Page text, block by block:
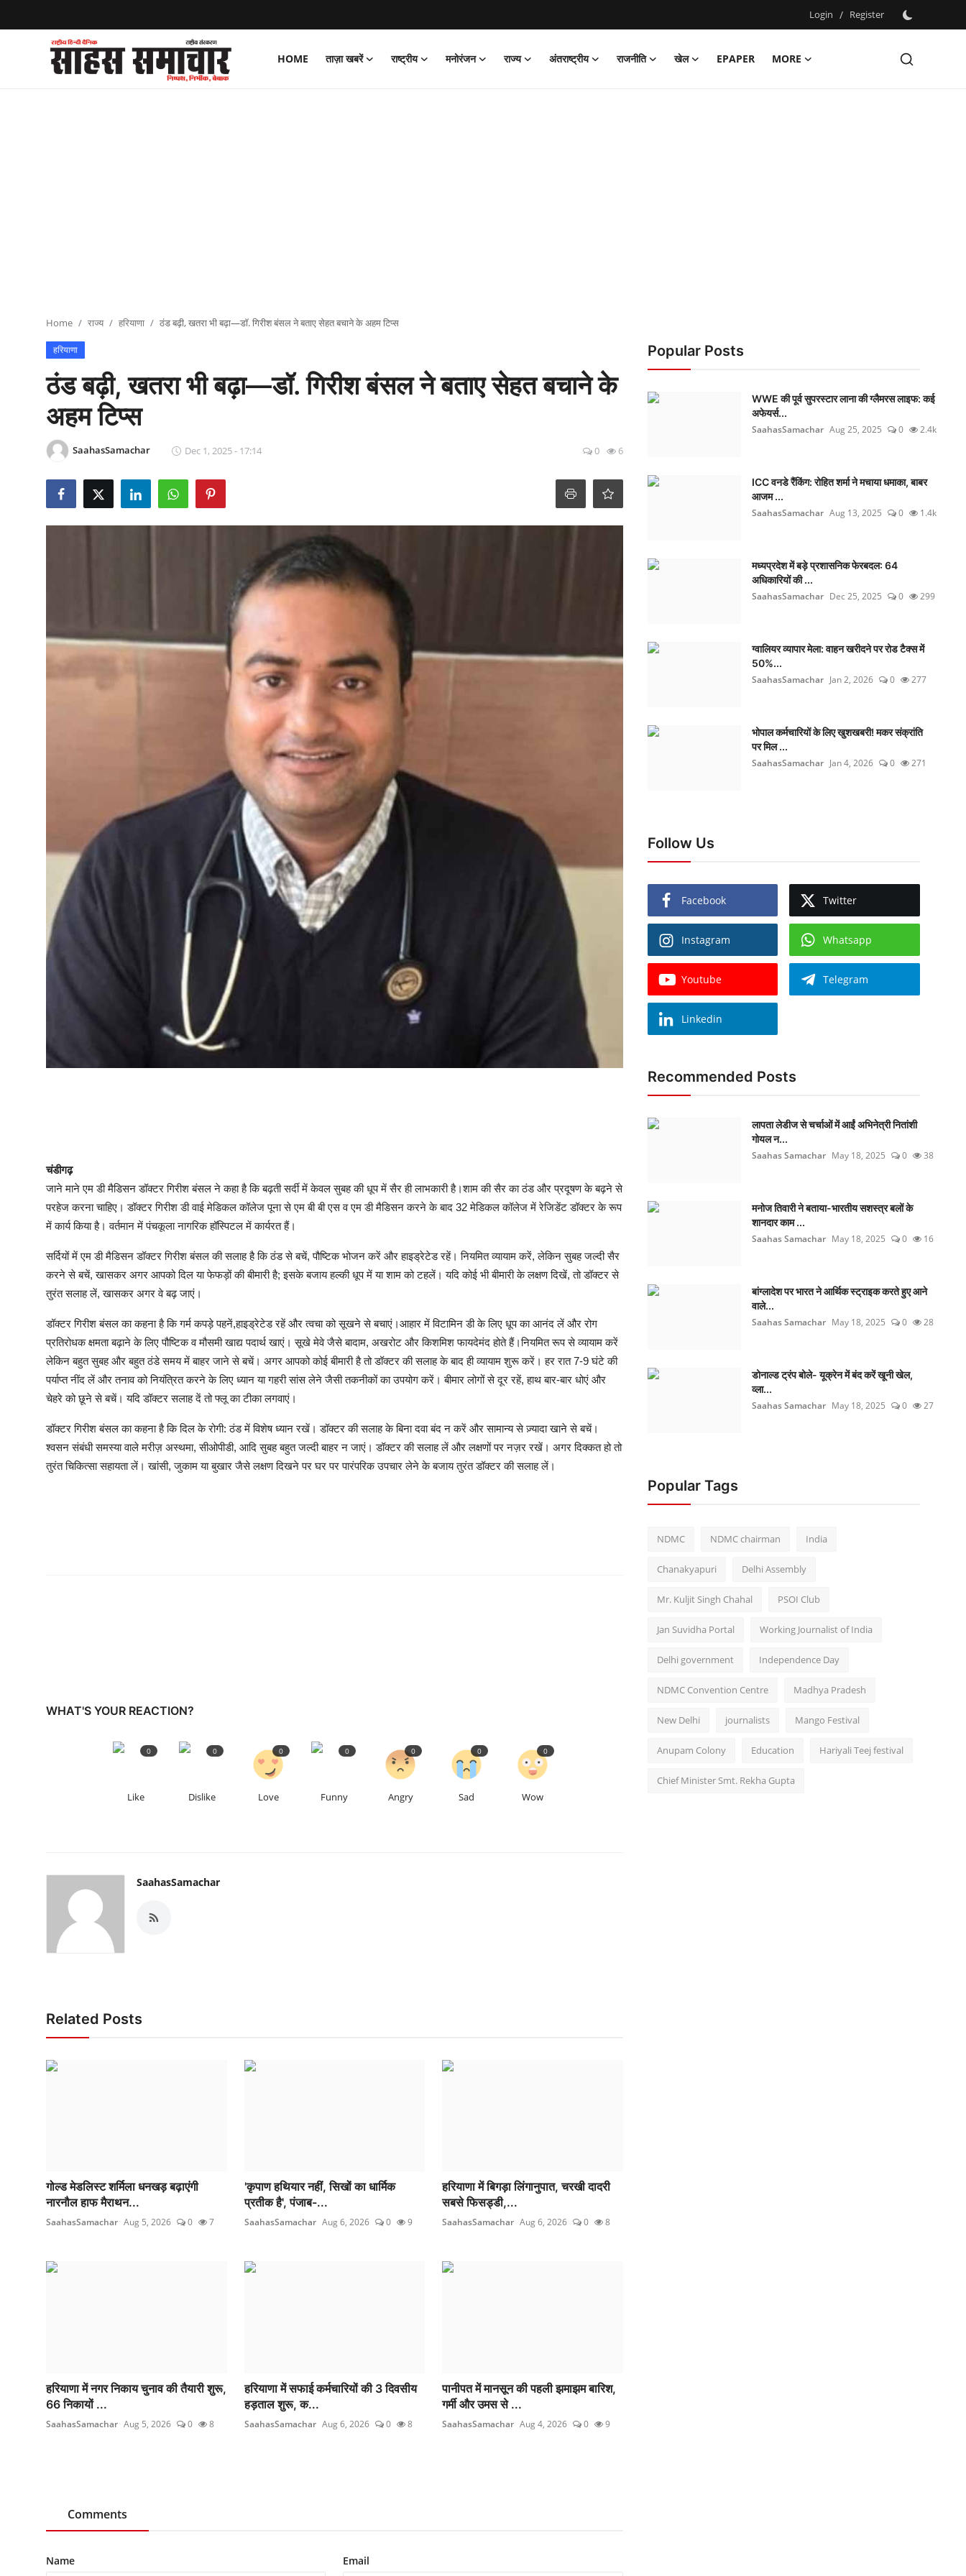
Login / Register
HOME ताज़ा खबरें राष्ट्रीय मनोरंजन राज्य अंतराष्ट्रीय राजनीति खेल EPAPER
MORE
Register
Home राज्य हरियाणा ठंड बढ़ी, खतरा भी बढ़ा—डॉ. गिरीश बंसल ने बताए सेहत बचाने के अहम टिप्स
हरियाणा
ठंड बढ़ी, खतरा भी बढ़ा—डॉ. गिरीश बंसल ने बताए सेहत बचाने के
अहम टिप्स
SaahasSamachar Dec 1, 2025 - 17:14 0 6
चंडीगढ़
जाने माने एम डी मैडिसन डॉक्टर गिरीश बंसल ने कहा है कि बढ़ती सर्दी में केवल सुबह की धूप में सैर ही लाभकारी है।शाम की सैर का ठंड और प्रदूषण के बढ़ने से
परहेज करना चाहिए। डॉक्टर गिरीश डी वाई मेडिकल कॉलेज पूना से एम बी बी एस व एम डी मैडिसन करने के बाद 32 मेडिकल कॉलेज में रेजिडेंट डॉक्टर के रूप
में कार्य किया है। वर्तमान में पंचकूला नागरिक हॉस्पिटल में कार्यरत हैं।
सर्दियों में एम डी मैडिसन डॉक्टर गिरीश बंसल की सलाह है कि ठंड से बचें, पौष्टिक भोजन करें और हाइड्रेटेड रहें। नियमित व्यायाम करें, लेकिन सुबह जल्दी सैर
करने से बचें, खासकर अगर आपको दिल या फेफड़ों की बीमारी है; इसके बजाय हल्की धूप में या शाम को टहलें। यदि कोई भी बीमारी के लक्षण दिखें, तो डॉक्टर से
तुरंत सलाह लें, खासकर अगर वे बढ़ जाएं।
डॉक्टर गिरीश बंसल का कहना है कि गर्म कपड़े पहनें,हाइड्रेटेड रहें और त्वचा को सूखने से बचाएं।आहार में विटामिन डी के लिए धूप का आनंद लें और रोग
प्रतिरोधक क्षमता बढ़ाने के लिए पौष्टिक व मौसमी खाद्य पदार्थ खाएं। सूखे मेवे जैसे बादाम, अखरोट और किशमिश फायदेमंद होते हैं।नियमित रूप से व्यायाम करें
लेकिन बहुत सुबह और बहुत ठंडे समय में बाहर जाने से बचें। अगर आपको कोई बीमारी है तो डॉक्टर की सलाह के बाद ही व्यायाम शुरू करें। हर रात 7-9 घंटे की
पर्याप्त नींद लें और तनाव को नियंत्रित करने के लिए ध्यान या गहरी सांस लेने जैसी तकनीकों का उपयोग करें। बीमार लोगों से दूर रहें, हाथ बार-बार धोएं और
चेहरे को छूने से बचें। यदि डॉक्टर सलाह दें तो फ्लू का टीका लगवाएं।
डॉक्टर गिरीश बंसल का कहना है कि दिल के रोगी: ठंड में विशेष ध्यान रखें। डॉक्टर की सलाह के बिना दवा बंद न करें और सामान्य से ज़्यादा खाने से बचें।
श्वसन संबंधी समस्या वाले मरीज़ अस्थमा, सीओपीडी, आदि सुबह बहुत जल्दी बाहर न जाएं। डॉक्टर की सलाह लें और लक्षणों पर नज़र रखें। अगर दिक्कत हो तो
तुरंत चिकित्सा सहायता लें। खांसी, जुकाम या बुखार जैसे लक्षण दिखने पर घर पर पारंपरिक उपचार लेने के बजाय तुरंत डॉक्टर की सलाह लें।
WHAT'S YOUR REACTION?
Like
0
Dislike
0
Love
0
Funny
0
Angry
0
Sad
0
Wow
0
SaahasSamachar
Related Posts
गोल्ड मेडलिस्ट शर्मिला धनखड़ बढ़ाएंगी
नारनौल हाफ मैराथन...
SaahasSamachar Aug 5, 2026 0 7
'कृपाण हथियार नहीं, सिखों का धार्मिक
प्रतीक है', पंजाब-...
SaahasSamachar Aug 6, 2026 0 9
हरियाणा में बिगड़ा लिंगानुपात, चरखी दादरी
सबसे फिसड्डी,...
SaahasSamachar Aug 6, 2026 0 8
हरियाणा में नगर निकाय चुनाव की तैयारी शुरू,
66 निकायों ...
SaahasSamachar Aug 5, 2026 0 8
हरियाणा में सफाई कर्मचारियों की 3 दिवसीय
हड़ताल शुरू, क...
SaahasSamachar Aug 6, 2026 0 8
पानीपत में मानसून की पहली झमाझम बारिश,
गर्मी और उमस से ...
SaahasSamachar Aug 4, 2026 0 9
Comments
Name Email
Popular Posts
WWE की पूर्व सुपरस्टार लाना की ग्लैमरस लाइफ: कई
अफेयर्स...
SaahasSamachar Aug 25, 2025 0 2.4k
ICC वनडे रैंकिंग: रोहित शर्मा ने मचाया धमाका, बाबर
आजम ...
SaahasSamachar Aug 13, 2025 0 1.4k
मध्यप्रदेश में बड़े प्रशासनिक फेरबदल: 64
अधिकारियों की ...
SaahasSamachar Dec 25, 2025 0 299
ग्वालियर व्यापार मेला: वाहन खरीदने पर रोड टैक्स में
50%...
SaahasSamachar Jan 2, 2026 0 277
भोपाल कर्मचारियों के लिए खुशखबरी! मकर संक्रांति
पर मिल ...
SaahasSamachar Jan 4, 2026 0 271
Follow Us
Facebook Twitter
Instagram Whatsapp
Youtube Telegram
Linkedin
Recommended Posts
लापता लेडीज से चर्चाओं में आईं अभिनेत्री नितांशी
गोयल न...
Saahas Samachar May 18, 2025 0 38
मनोज तिवारी ने बताया-भारतीय सशस्त्र बलों के
शानदार काम ...
Saahas Samachar May 18, 2025 0 16
बांग्लादेश पर भारत ने आर्थिक स्ट्राइक करते हुए आने
वाले...
Saahas Samachar May 18, 2025 0 28
डोनाल्ड ट्रंप बोले- यूक्रेन में बंद करें खूनी खेल,
व्ला...
Saahas Samachar May 18, 2025 0 27
Popular Tags
NDMC NDMC chairman India
Chanakyapuri Delhi Assembly
Mr. Kuljit Singh Chahal PSOI Club
Jan Suvidha Portal Working Journalist of India
Delhi government Independence Day
NDMC Convention Centre Madhya Pradesh
New Delhi journalists Mango Festival
Anupam Colony Education Hariyali Teej festival
Chief Minister Smt. Rekha Gupta